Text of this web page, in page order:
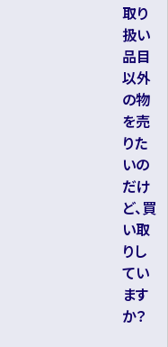
取り
扱い
品目
以外
の物
を売
りた
いの
だけ
ど、買
い取
りし
てい
ます
か？